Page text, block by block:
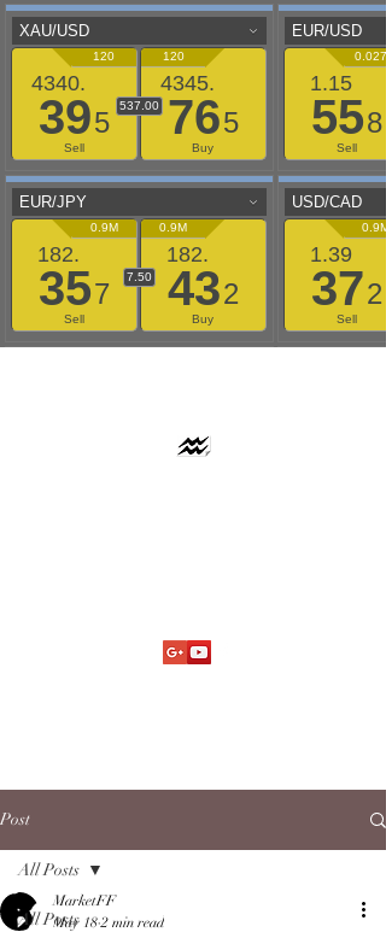
Post
All Posts
All Posts
MarketFF
May 18 2 min read